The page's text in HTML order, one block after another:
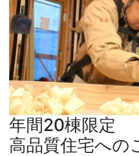
年間20棟限定
高品質住宅への